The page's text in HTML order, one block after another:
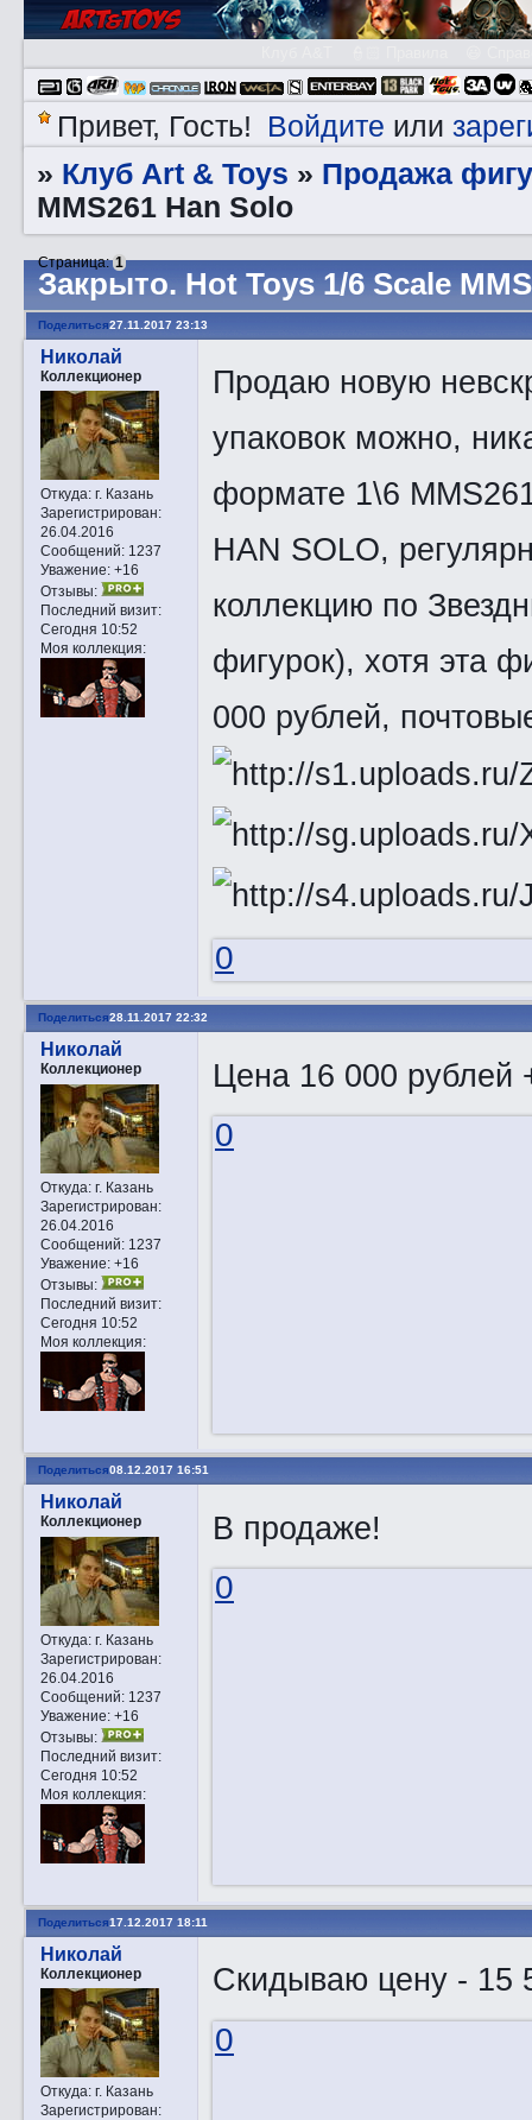
Привет, Гость! Войдите или
» Клуб Art & Toys » Продажа
MMS261 Han Solo
Закрытo. Hot Toys 1/6 Scale
Страница:1
Поделиться27.11.2017 23:13
Николай
Коллекционер
Откуда:г. Казань
Зарегистрирован:
26.04.2016
Сообщений:1237
Уважение: +16
Отзывы:
Последний визит:
Сегодня 10:52
Моя коллекция:
Продаю новую
упаковок можно,
формате 1\6
HAN SOLO,
коллекцию по
фигурок), хотя эта
000 рублей,
0
Поделиться28.11.2017 22:32
Николай
Коллекционер
Откуда:г. Казань
Зарегистрирован:
26.04.2016
Сообщений:1237
Уважение: +16
Отзывы:
Последний визит:
Сегодня 10:52
Моя коллекция:
Цена 16 000 рублей
0
Поделиться08.12.2017 16:51
Николай
Коллекционер
Откуда:г. Казань
Зарегистрирован:
26.04.2016
Сообщений:1237
Уважение: +16
Отзывы:
Последний визит:
Сегодня 10:52
Моя коллекция:
В продаже!
0
Поделиться17.12.2017 18:11
Николай
Коллекционер
Откуда:г. Казань
Зарегистрирован:
Скидываю цену - 15
0